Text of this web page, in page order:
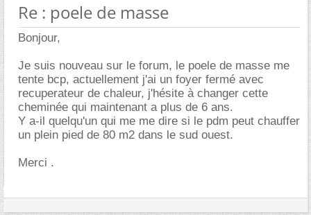
Re : poele de masse
Bonjour,
Je suis nouveau sur le forum, le poele de masse me
tente bcp, actuellement j'ai un foyer fermé avec
recuperateur de chaleur, j'hésite à changer cette
cheminée qui maintenant a plus de 6 ans.
Y a-il quelqu'un qui me me dire si le pdm peut chauffer
un plein pied de 80 m2 dans le sud ouest.
Merci .